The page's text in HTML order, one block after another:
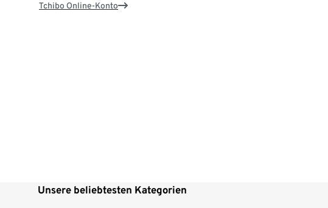
Tchibo Online-Konto
Unsere beliebtesten Kategorien